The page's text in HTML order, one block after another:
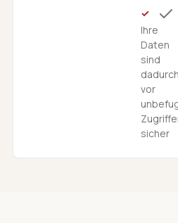
Ihre
Daten
sind
dadurch
vor
sicher